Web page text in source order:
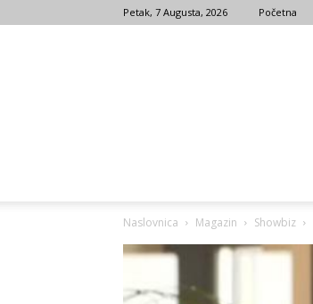
Petak, 7 Augusta, 2026 Početna
Naslovnica Magazin Showbiz